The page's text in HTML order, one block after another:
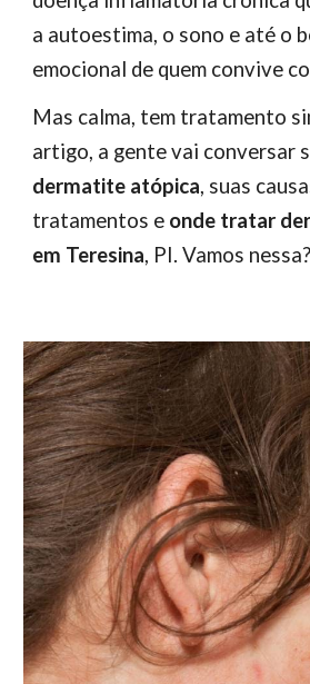
a autoestima, o sono e até o
emocional de quem convive
Mas calma, tem tratamento
artigo, a gente vai conversar
dermatite atópica, suas
tratamentos e onde tratar
em Teresina, PI. Vamos nessa?